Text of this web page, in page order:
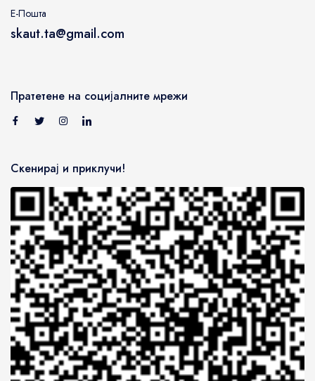
Е-Пошта
skaut.ta@gmail.com
Пратетене на социјалните мрежи
Скенирај и приклучи!